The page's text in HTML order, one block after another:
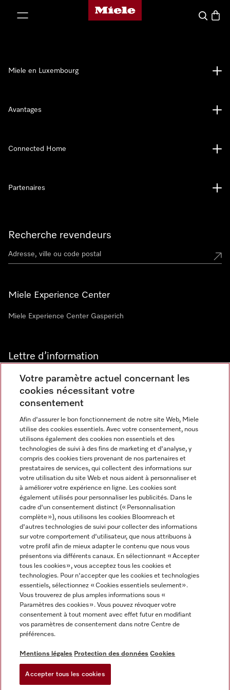
Page d'accueil de Miele
Panier
Recherche revendeurs
Miele Experience Center
Miele Experience Center Gasperich
Lettre d’information
Langue
FRANCAIS
Miele en Luxembourg
Avantages
Connected Home
Partenaires
Informations légales
CGV
Conditions d’utilisation
Déclaration d'accessibilité
Digital Services Act
Miele sur Instagram
Miele sur Youtube
Votre paramètre actuel concernant les
cookies nécessitant votre
consentement
Afin d'assurer le bon fonctionnement de notre site Web, Miele
utilise des cookies essentiels. Avec votre consentement, nous
utilisons également des cookies non essentiels et des
technologies de suivi à des fins de marketing et d'analyse, y
compris des cookies tiers provenant de nos partenaires et
prestataires de services, qui collectent des informations sur
votre utilisation du site Web et nous aident à personnaliser et
à améliorer votre expérience en ligne. Les cookies sont
également utilisés pour personnaliser les publicités. Dans le
cadre d'un consentement distinct (« Personnalisation
complète »), nous utilisons les cookies Bloomreach et
d'autres technologies de suivi pour collecter des informations
sur votre comportement d'utilisateur, que nous attribuons à
votre profil afin de mieux adapter le contenu que nous vous
présentons via différents canaux. En sélectionnant « Accepter
tous les cookies », vous acceptez tous les cookies et
technologies. Pour n'accepter que les cookies et technologies
essentiels, sélectionnez « Cookies essentiels seulement».
Vous trouverez de plus amples informations sous «
Paramètres des cookies ». Vous pouvez révoquer votre
consentement à tout moment avec effet futur en modifiant
vos paramètres de consentement dans notre Centre de
préférences.
Mentions légales Protection des données Cookies
Accepter tous les cookies